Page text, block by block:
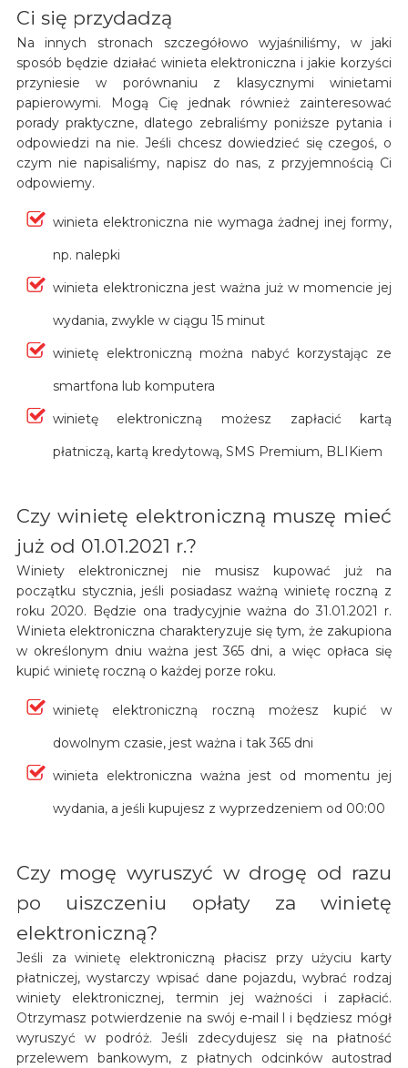
Ci się przydadzą
Na innych stronach szczegółowo wyjaśniliśmy, w jaki
sposób będzie działać winieta elektroniczna i jakie korzyści
przyniesie w porównaniu z klasycznymi winietami
papierowymi. Mogą Cię jednak również zainteresować
porady praktyczne, dlatego zebraliśmy poniższe pytania i
odpowiedzi na nie. Jeśli chcesz dowiedzieć się czegoś, o
czym nie napisaliśmy, napisz do nas, z przyjemnością Ci
odpowiemy.
winieta elektroniczna nie wymaga żadnej inej formy,
np. nalepki
winieta elektroniczna jest ważna już w momencie jej
wydania, zwykle w ciągu 15 minut
winietę elektroniczną można nabyć korzystając ze
smartfona lub komputera
winietę elektroniczną możesz zapłacić kartą
płatniczą, kartą kredytową, SMS Premium, BLIKiem
Czy winietę elektroniczną muszę mieć
już od 01.01.2021 r.?
Winiety elektronicznej nie musisz kupować już na
początku stycznia, jeśli posiadasz ważną winietę roczną z
roku 2020. Będzie ona tradycyjnie ważna do 31.01.2021 r.
Winieta elektroniczna charakteryzuje się tym, że zakupiona
w określonym dniu ważna jest 365 dni, a więc opłaca się
kupić winietę roczną o każdej porze roku.
winietę elektroniczną roczną możesz kupić w
dowolnym czasie, jest ważna i tak 365 dni
winieta elektroniczna ważna jest od momentu jej
wydania, a jeśli kupujesz z wyprzedzeniem od 00:00
Czy mogę wyruszyć w drogę od razu
po uiszczeniu opłaty za winietę
elektroniczną?
Jeśli za winietę elektroniczną płacisz przy użyciu karty
płatniczej, wystarczy wpisać dane pojazdu, wybrać rodzaj
winiety elektronicznej, termin jej ważności i zapłacić.
Otrzymasz potwierdzenie na swój e-mail l i będziesz mógł
wyruszyć w podróż. Jeśli zdecydujesz się na płatność
przelewem bankowym, z płatnych odcinków autostrad